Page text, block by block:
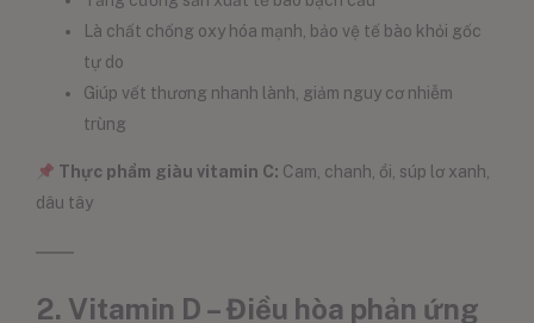
Là chất chống oxy hóa mạnh, bảo vệ tế bào khỏi gốc
tự do
Giúp vết thương nhanh lành, giảm nguy cơ nhiễm
trùng
Thực phẩm giàu vitamin C: Cam, chanh, ổi, súp lơ xanh,
dâu tây
2. Vitamin D – Điều hòa phản ứng